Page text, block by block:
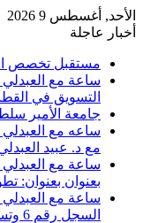
الأحد, أغسطس 9 2026
أخبار عاجلة
مستقبل تخصص
ساعة مع العبدلي
التسويق في
جامعة الأمير
ساعه مع العبدلي
مع د. عبيد
ساعة مع العبدلي
بعنوان بعنوان:
ساعة مع العبدلي
السجل رقم 6 وتسويق الثقافة مع د عبيد العبدلي